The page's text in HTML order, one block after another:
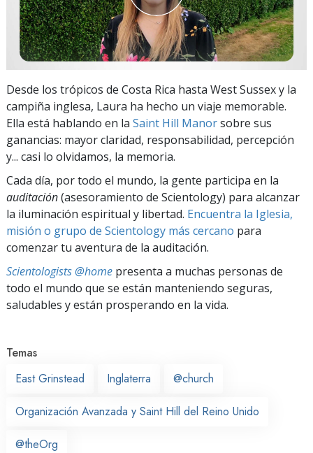
Desde los trópicos de Costa Rica hasta West Sussex y la
campiña inglesa, Laura ha hecho un viaje memorable.
Ella está hablando en la Saint Hill Manorsobre sus
ganancias: mayor claridad, responsabilidad, percepción
y... casi lo olvidamos, la memoria.
Cada día, por todo el mundo, la gente participa en la
auditación(asesoramiento de Scientology) para alcanzar
la iluminación espiritual y libertad. Encuentra la Iglesia,
misión o grupo de Scientology más cercano para
comenzar tu aventura de la auditación.
Scientologists @home presenta a muchas personas de
todo el mundo que se están manteniendo seguras,
saludables y están prosperando en la vida.
Temas
East Grinstead
Inglaterra @church
Organización Avanzada y Saint Hill del Reino Unido
@theOrg